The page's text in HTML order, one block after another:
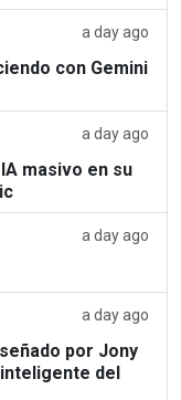
a day ago
con Gemini
a day ago
masivo en su
a day ago
a day ago
por Jony
del